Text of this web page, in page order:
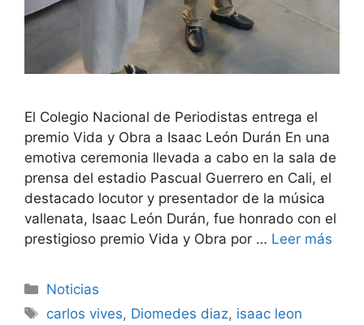
El Colegio Nacional de Periodistas entrega el
premio Vida y Obra a Isaac León Durán En una
emotiva ceremonia llevada a cabo en la sala de
prensa del estadio Pascual Guerrero en Cali, el
destacado locutor y presentador de la música
vallenata, Isaac León Durán, fue honrado con el
prestigioso premio Vida y Obra por … Leer más
Noticias
carlos vives, Diomedes diaz, isaac leon